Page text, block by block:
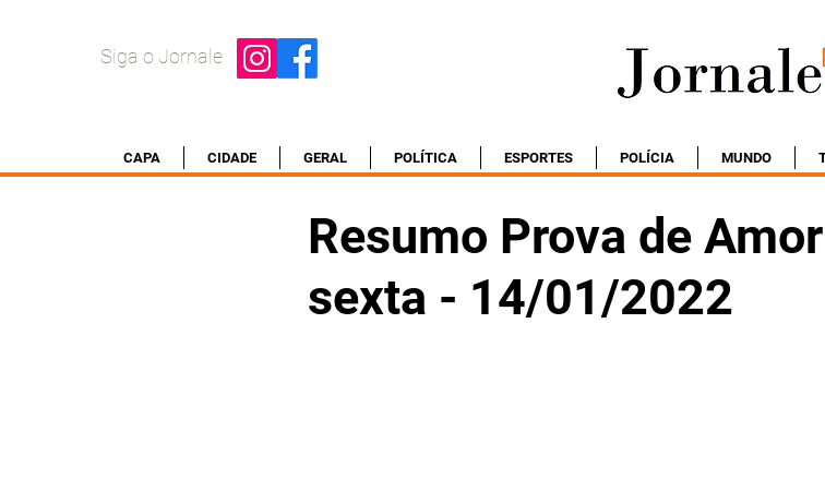
Siga o Jornale
CAPA CIDADE GERAL POLÍTICA ESPORTES POLÍCIA MUNDO
Resumo Prova de
sexta - 14/01/2022